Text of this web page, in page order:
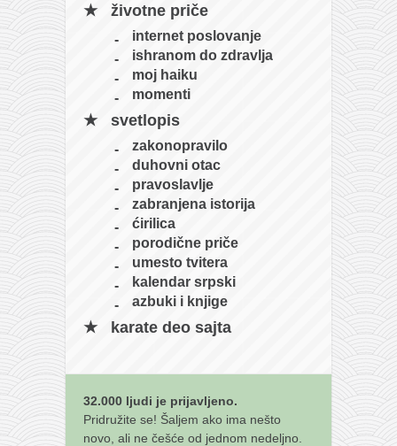
životne priče
internet poslovanje
ishranom do zdravlja
moj haiku
momenti
svetlopis
zakonopravilo
duhovni otac
pravoslavlje
zabranjena istorija
ćirilica
porodične priče
umesto tvitera
kalendar srpski
azbuki i knjige
karate deo sajta
32.000 ljudi je prijavljeno.
Pridružite se! Šaljem ako ima nešto
novo, ali ne češće od jednom nedeljno.